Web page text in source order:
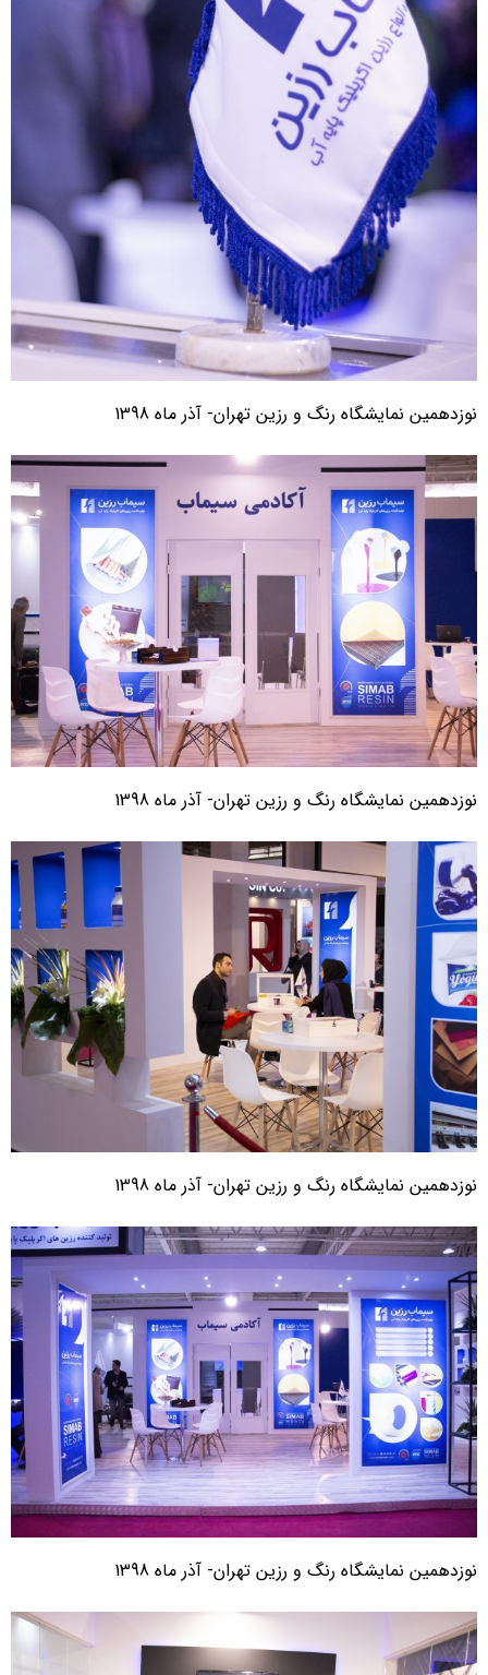
نوزدهمین نمایشگاه رنگ و رزین تهران- آذر ماه 1398
نوزدهمین نمایشگاه رنگ و رزین تهران- آذر ماه 1398
نوزدهمین نمایشگاه رنگ و رزین تهران- آذر ماه 1398
نوزدهمین نمایشگاه رنگ و رزین تهران- آذر ماه 1398